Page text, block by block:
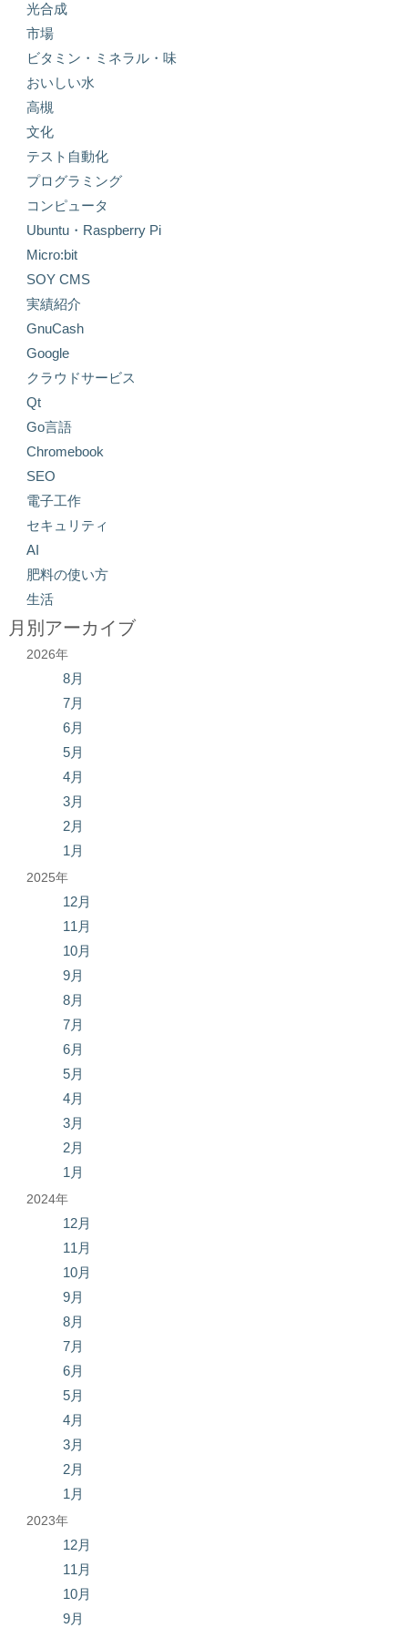
光合成
市場
ビタミン・ミネラル・味
おいしい水
高槻
文化
テスト自動化
プログラミング
コンピュータ
Ubuntu・Raspberry Pi
Micro:bit
SOY CMS
実績紹介
GnuCash
Google
クラウドサービス
Qt
Go言語
Chromebook
SEO
電子工作
セキュリティ
AI
肥料の使い方
生活
月別アーカイブ
2026年
8月
7月
6月
5月
4月
3月
2月
1月
2025年
12月
11月
10月
9月
8月
7月
6月
5月
4月
3月
2月
1月
2024年
12月
11月
10月
9月
8月
7月
6月
5月
4月
3月
2月
1月
2023年
12月
11月
10月
9月